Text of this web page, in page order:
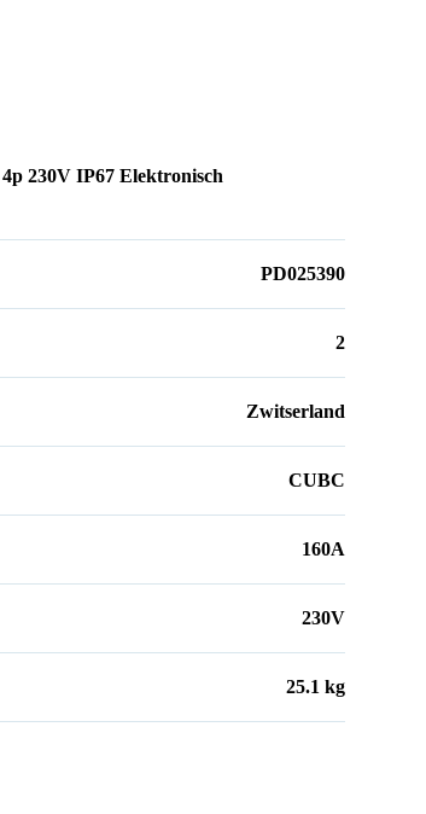
230V IP67 Elektronisch
PD025390
2
Zwitserland
CUBC
160A
230V
25.1 kg